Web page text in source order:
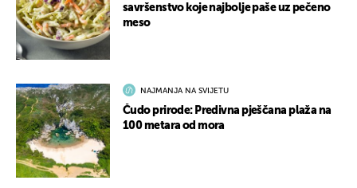
savršenstvo koje najbolje paše uz pečeno
meso
NAJMANJA NA SVIJETU
Čudo prirode: Predivna pješčana plaža na
100 metara od mora